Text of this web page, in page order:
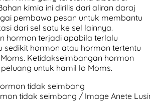
kimia ini dirilis dari aliran daraj
pembawa pesan untuk membantu
dari sel satu ke sel lainnya.
hormon terjadi apabila terlalu
sedikit hormon atau hormon tertentu
Ketidakseimbangan hormon
untuk hamil lo Moms.
tidak seimbang / Image Anete